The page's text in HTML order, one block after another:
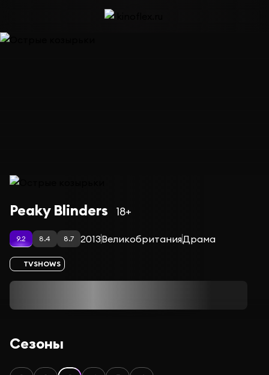
Сериал Острые козырьки — сезон 3
Peaky Blinders 18+
9.2 8.4 8.7 2013ВеликобританияДрама
TVSHOWS
Сезоны